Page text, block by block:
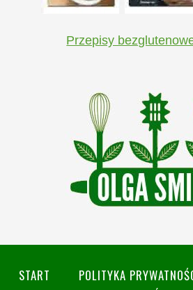
Przepisy
START POLITYKA